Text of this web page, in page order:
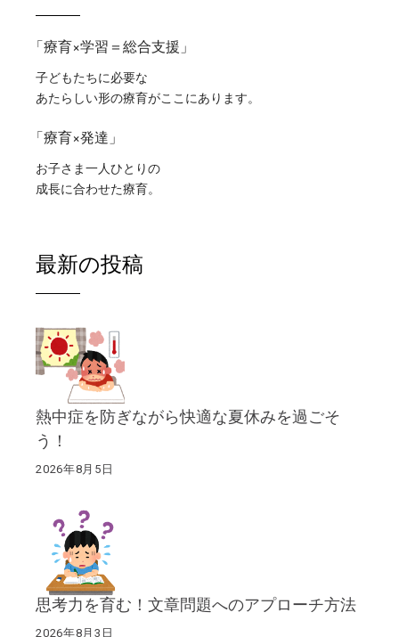
「療育×学習＝総合支援」
子どもたちに必要な
あたらしい形の療育がここにあります。
「療育×発達」
お子さま一人ひとりの
成長に合わせた療育。
最新の投稿
熱中症を防ぎながら快適な夏休みを過ごそ
う！
2026年8月5日
思考力を育む！文章問題へのアプローチ方法
2026年8月3日